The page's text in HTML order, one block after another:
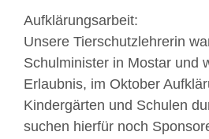
Aufklärungsarbeit:
Unsere Tierschutzlehrerin
Schulminister in Mostar und
Erlaubnis, im Oktober
Kindergärten und Schulen
suchen hierfür noch